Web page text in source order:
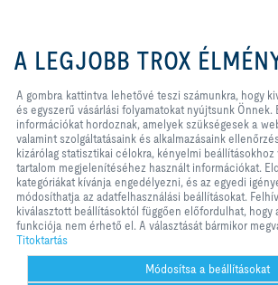
Telefon +36 1 212 1211
Kapcsolat
A TROX A KÖZÖSSÉGI MÉDIÁBAN
Kezdőlap Kapcsolat Impresszum
Szállítási és
Titoktartás
Jogi nyilatkozat 2026 © TROX AUSTRIA +
számunkra, hogy kiváló
élményt és egyszerű
Ezek a sütik
hordoznak, amelyek
webhely működéséhez,
szolgáltatásaink és
ellenőrzéséhez, valamint
statisztikai célokra,
beállításokhoz vagy
szabott tartalom
használt információkat.
hogy mely kategóriákat
igényeknek megfelelően
módosíthatja az
A LEGJOBB TROX
A gombra kattintva lehetővé teszi számunkra, hogy
és egyszerű vásárlási folyamatokat nyújtsunk Önnek.
információkat hordoznak, amelyek szükségesek a
valamint szolgáltatásaink és alkalmazásaink
kizárólag statisztikai célokra, kényelmi
tartalom megjelenítéséhez használt információkat.
kategóriákat kívánja engedélyezni, és az egyedi
módosíthatja az adatfelhasználási beállításokat.
kiválasztott beállításoktól függően előfordulhat, hogy
funkciója nem érhető el. A választását bármikor
Titoktartás
Módosítsa a beállításokat